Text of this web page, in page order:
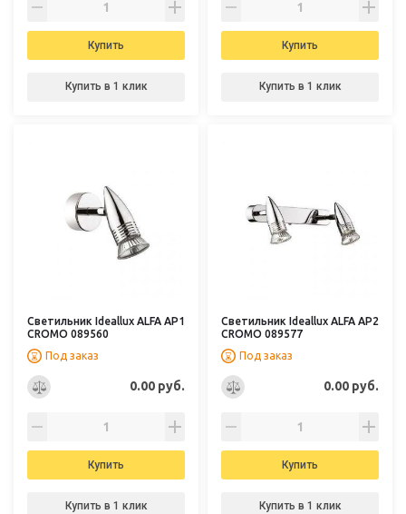
Купить
Купить в 1 клик
Купить
Купить в 1 клик
Светильник Ideallux ALFA AP1
CROMO 089560
Под заказ
0.00 руб.
Купить
Купить в 1 клик
Светильник Ideallux ALFA AP2
CROMO 089577
Под заказ
0.00 руб.
Купить
Купить в 1 клик